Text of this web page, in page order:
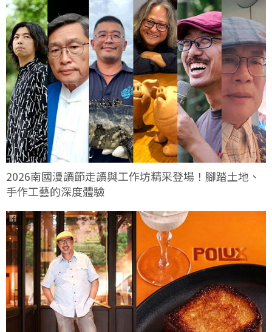
2026南國漫讀節走讀與工作坊精采登場！腳踏土地、
手作工藝的深度體驗